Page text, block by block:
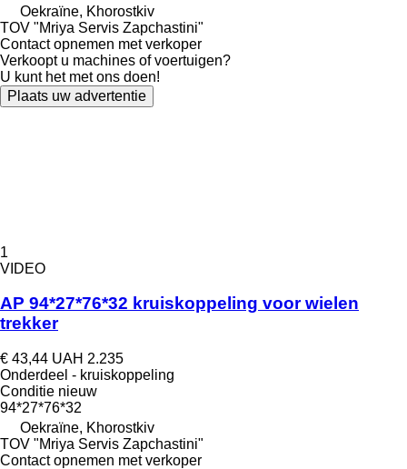
Oekraïne, Khorostkiv
TOV "Mriya Servis Zapchastini"
Contact opnemen met verkoper
Verkoopt u machines of voertuigen?
U kunt het met ons doen!
Plaats uw advertentie
1
VIDEO
AP 94*27*76*32 kruiskoppeling voor wielen
trekker
€ 43,44 UAH 2.235
Onderdeel - kruiskoppeling
Conditie nieuw
94*27*76*32
Oekraïne, Khorostkiv
TOV "Mriya Servis Zapchastini"
Contact opnemen met verkoper